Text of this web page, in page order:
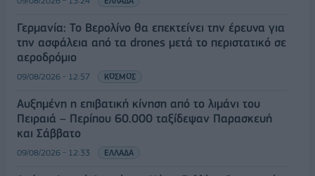
Γερμανία: Το Βερολίνο θα επεκτείνει την έρευνα για
την ασφάλεια από τα drones μετά το περιστατικό σε
αεροδρόμιο
09/08/2026 - 12:57 ΚΟΣΜΟΣ
Αυξημένη η επιβατική κίνηση από το λιμάνι του
Πειραιά – Περίπου 60.000 ταξίδεψαν Παρασκευή
και Σάββατο
09/08/2026 - 12:33 ΕΛΛΑΔΑ